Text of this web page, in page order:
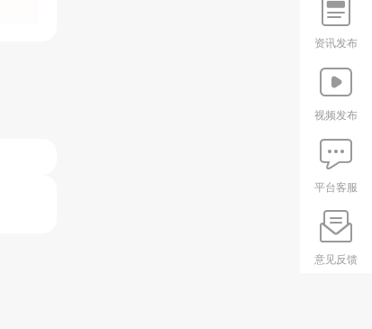
资讯发布
视频发布
平台客服
意见反馈